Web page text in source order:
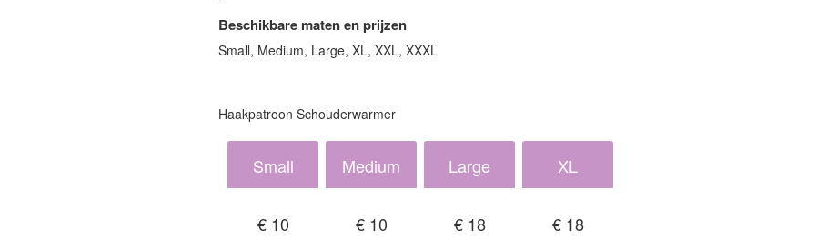
Beschikbare maten en prijzen
Small, Medium, Large, XL, XXL, XXXL
Haakpatroon Schouderwarmer
Small
€ 10
Medium
€ 10
Large
€ 18
XL
€ 18